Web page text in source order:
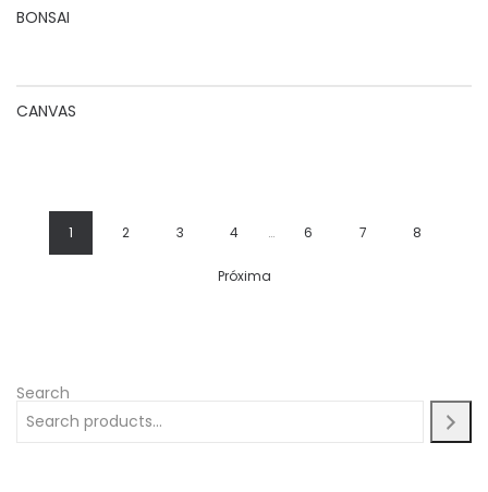
BONSAI
CANVAS
1 2 3 4 … 6 7 8
Próxima
Search